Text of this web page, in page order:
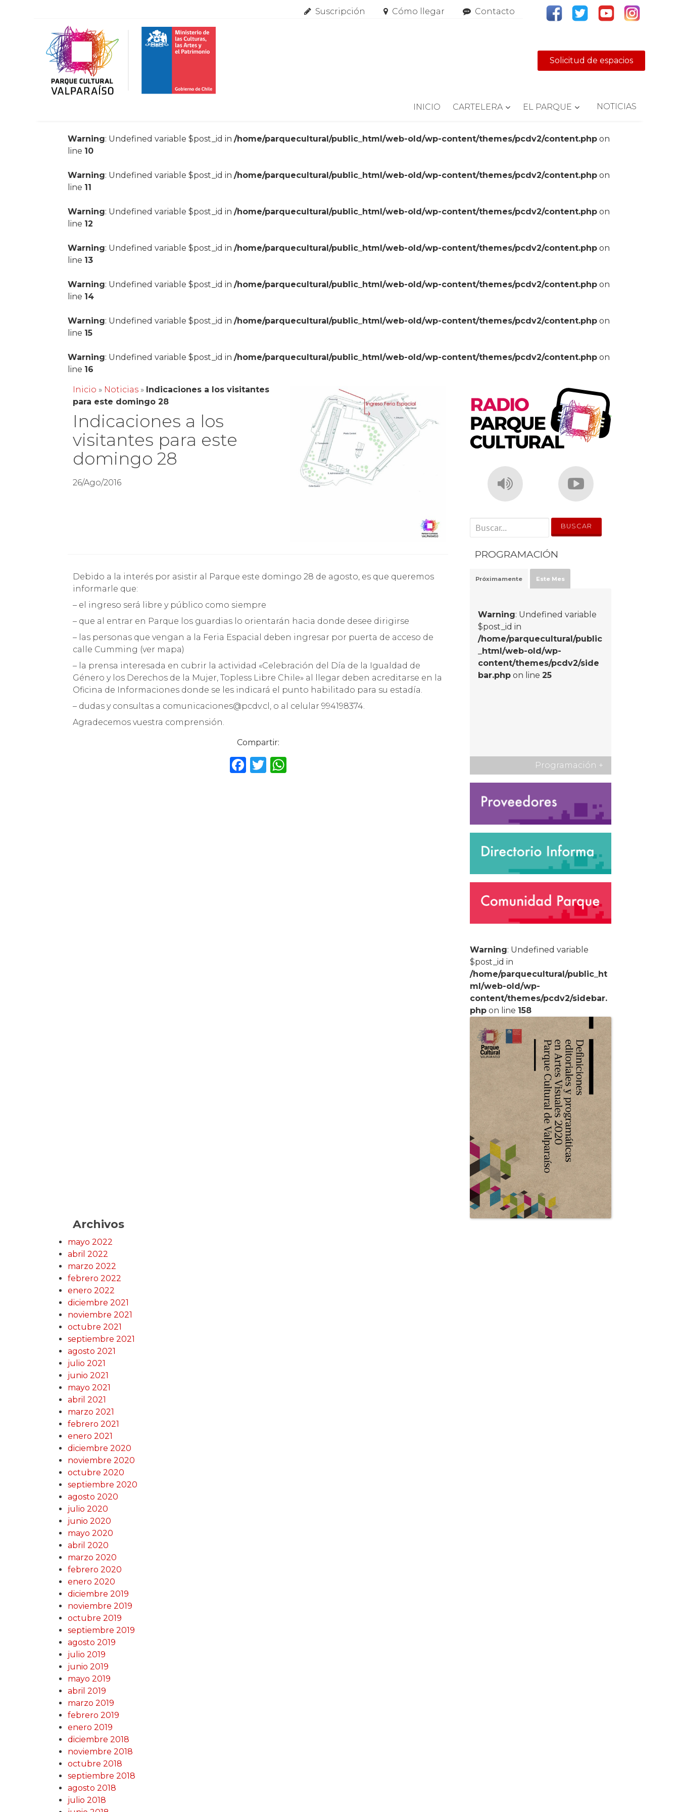
Suscripción Cómo llegar Contacto
Solicitud de espacios
INICIO CARTELERA EL PARQUE NOTICIAS
Warning: Undefined variable $post_id in/home/parquecultural/public_html/web-old/wp-content/themes/pcdv2/content.php on
line 10
Warning: Undefined variable $post_id in/home/parquecultural/public_html/web-old/wp-content/themes/pcdv2/content.php on
line 11
Warning: Undefined variable $post_id in/home/parquecultural/public_html/web-old/wp-content/themes/pcdv2/content.php on
line 12
Warning: Undefined variable $post_id in/home/parquecultural/public_html/web-old/wp-content/themes/pcdv2/content.php on
line 13
Warning: Undefined variable $post_id in/home/parquecultural/public_html/web-old/wp-content/themes/pcdv2/content.php on
line 14
Warning: Undefined variable $post_id in/home/parquecultural/public_html/web-old/wp-content/themes/pcdv2/content.php on
line 15
Warning: Undefined variable $post_id in/home/parquecultural/public_html/web-old/wp-content/themes/pcdv2/content.php on
line 16
Inicio » Noticias » Indicaciones a los visitantes
para este domingo 28
Indicaciones a los
visitantes para este
domingo 28
26/Ago/2016
Debido a la interés por asistir al Parque este domingo 28 de agosto, es que queremos
informarle que:
– el ingreso será libre y público como siempre
– que al entrar en Parque los guardias lo orientarán hacia donde desee dirigirse
– las personas que vengan a la Feria Espacial deben ingresar por puerta de acceso de
calle Cumming (ver mapa)
– la prensa interesada en cubrir la actividad «Celebración del Día de la Igualdad de
Género y los Derechos de la Mujer, Topless Libre Chile» al llegar deben acreditarse en la
Oficina de Informaciones donde se les indicará el punto habilitado para su estadía.
– dudas y consultas a comunicaciones@pcdv.cl, o al celular 994198374.
Agradecemos vuestra comprensión.
Compartir:
F T W
' . __('Search for:') . '
PROGRAMACIÓN
Próximamente Este Mes
Warning: Undefined variable
$post_id in
/home/parquecultural/public
_html/web-old/wp-
content/themes/pcdv2/side
bar.php on line25
Programación +
Warning: Undefined variable
$post_id in
/home/parquecultural/public_ht
ml/web-old/wp-
content/themes/pcdv2/sidebar.
php on line 158
Archivos
mayo 2022
abril 2022
marzo 2022
febrero 2022
enero 2022
diciembre 2021
noviembre 2021
octubre 2021
septiembre 2021
agosto 2021
julio 2021
junio 2021
mayo 2021
abril 2021
marzo 2021
febrero 2021
enero 2021
diciembre 2020
noviembre 2020
octubre 2020
septiembre 2020
agosto 2020
julio 2020
junio 2020
mayo 2020
abril 2020
marzo 2020
febrero 2020
enero 2020
diciembre 2019
noviembre 2019
octubre 2019
septiembre 2019
agosto 2019
julio 2019
junio 2019
mayo 2019
abril 2019
marzo 2019
febrero 2019
enero 2019
diciembre 2018
noviembre 2018
octubre 2018
septiembre 2018
agosto 2018
julio 2018